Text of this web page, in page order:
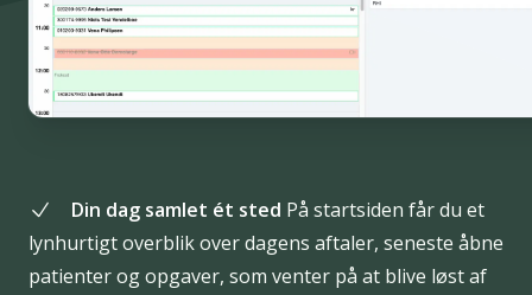
Din dag samlet ét sted På startsiden får du et
lynhurtigt overblik over dagens aftaler, seneste åbne
patienter og opgaver, som venter på at blive løst af